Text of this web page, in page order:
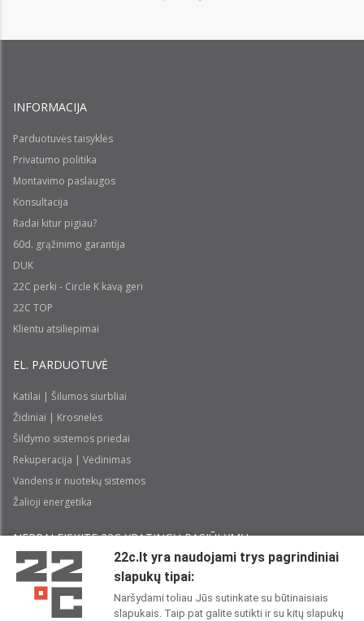
INFORMACIJA
Parduotuvės taisyklės
Privatumo politika
Montavimo paslaugos
Konsultacija
Radai kitur pigiau?
60d. grąžinimo garantija
DUK
22C perki - Circle K kavą geri
22C TOP
Klientu atsiliepimai
EL. PARDUOTUVĖ
Katilai | Šilumos siurbliai
Židiniai | Krosnelės
Šildymo sistemos priedai
Rekuperacija | Vėdinimas
Vandens ir nuotekų sistemos
Žalioji energetika
NEPRALEISKITE 22С YPATINGŲ PASIŪLYMŲ:
Perskaičiau ir sutinku su 22CPrivatumo politika
22c.lt yra naudojami trys pagrindiniai
slapukų tipai:
Naršydami toliau Jūs sutinkate su būtinaisiais
slapukais. Taip pat galite sutikti ir su kitų slapukų